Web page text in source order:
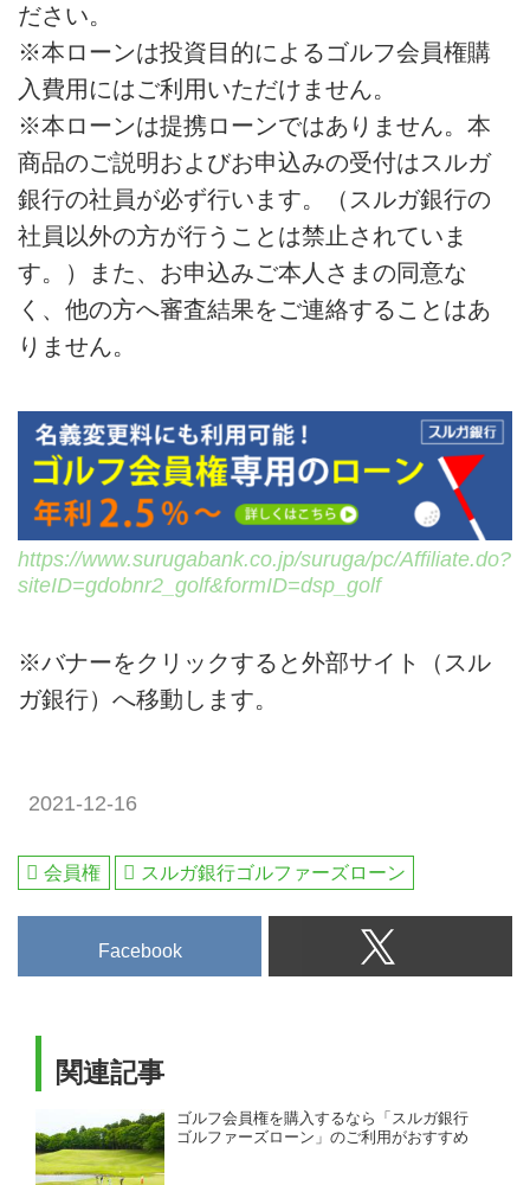
ださい。
※本ローンは投資目的によるゴルフ会員権購
入費用にはご利用いただけません。
※本ローンは提携ローンではありません。本
商品のご説明およびお申込みの受付はスルガ
銀行の社員が必ず行います。（スルガ銀行の
社員以外の方が行うことは禁止されていま
す。）また、お申込みご本人さまの同意な
く、他の方へ審査結果をご連絡することはあ
りません。
https://www.surugabank.co.jp/suruga/pc/Affiliate.do?
siteID=gdobnr2_golf&formID=dsp_golf
※バナーをクリックすると外部サイト（スル
ガ銀行）へ移動します。
2021-12-16
会員権 スルガ銀行ゴルファーズローン
Facebook
関連記事
ゴルフ会員権を購入するなら「スルガ銀行
ゴルファーズローン」のご利用がおすすめ